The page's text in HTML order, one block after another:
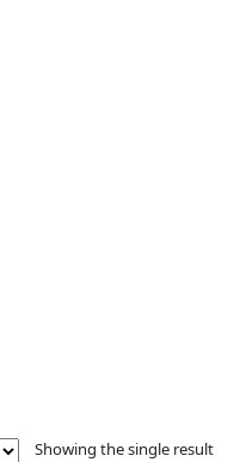
Showing the single result